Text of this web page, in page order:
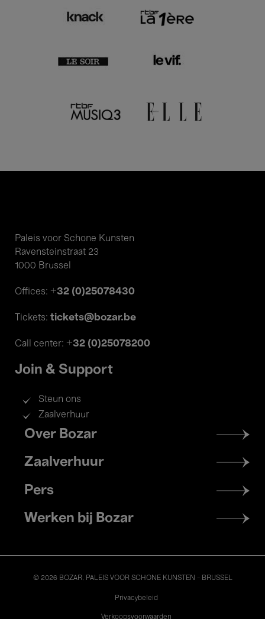
Paleis voor Schone Kunsten
Ravensteinstraat 23
1000 Brussel
Offices: +32 (0)25078430
Tickets: tickets@bozar.be
Call center: +32 (0)25078200
Join & Support
Steun ons
Zaalverhuur
Footer
menu
Over Bozar
Zaalverhuur
Pers
Werken bij Bozar
© 2026 BOZAR. PALEIS VOOR SCHONE KUNSTEN - BRUSSEL
Privacybeleid
Verkoopsvoorwaarden